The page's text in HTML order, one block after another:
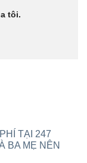
tôi.
TẠI 247
BA MẸ NÊN